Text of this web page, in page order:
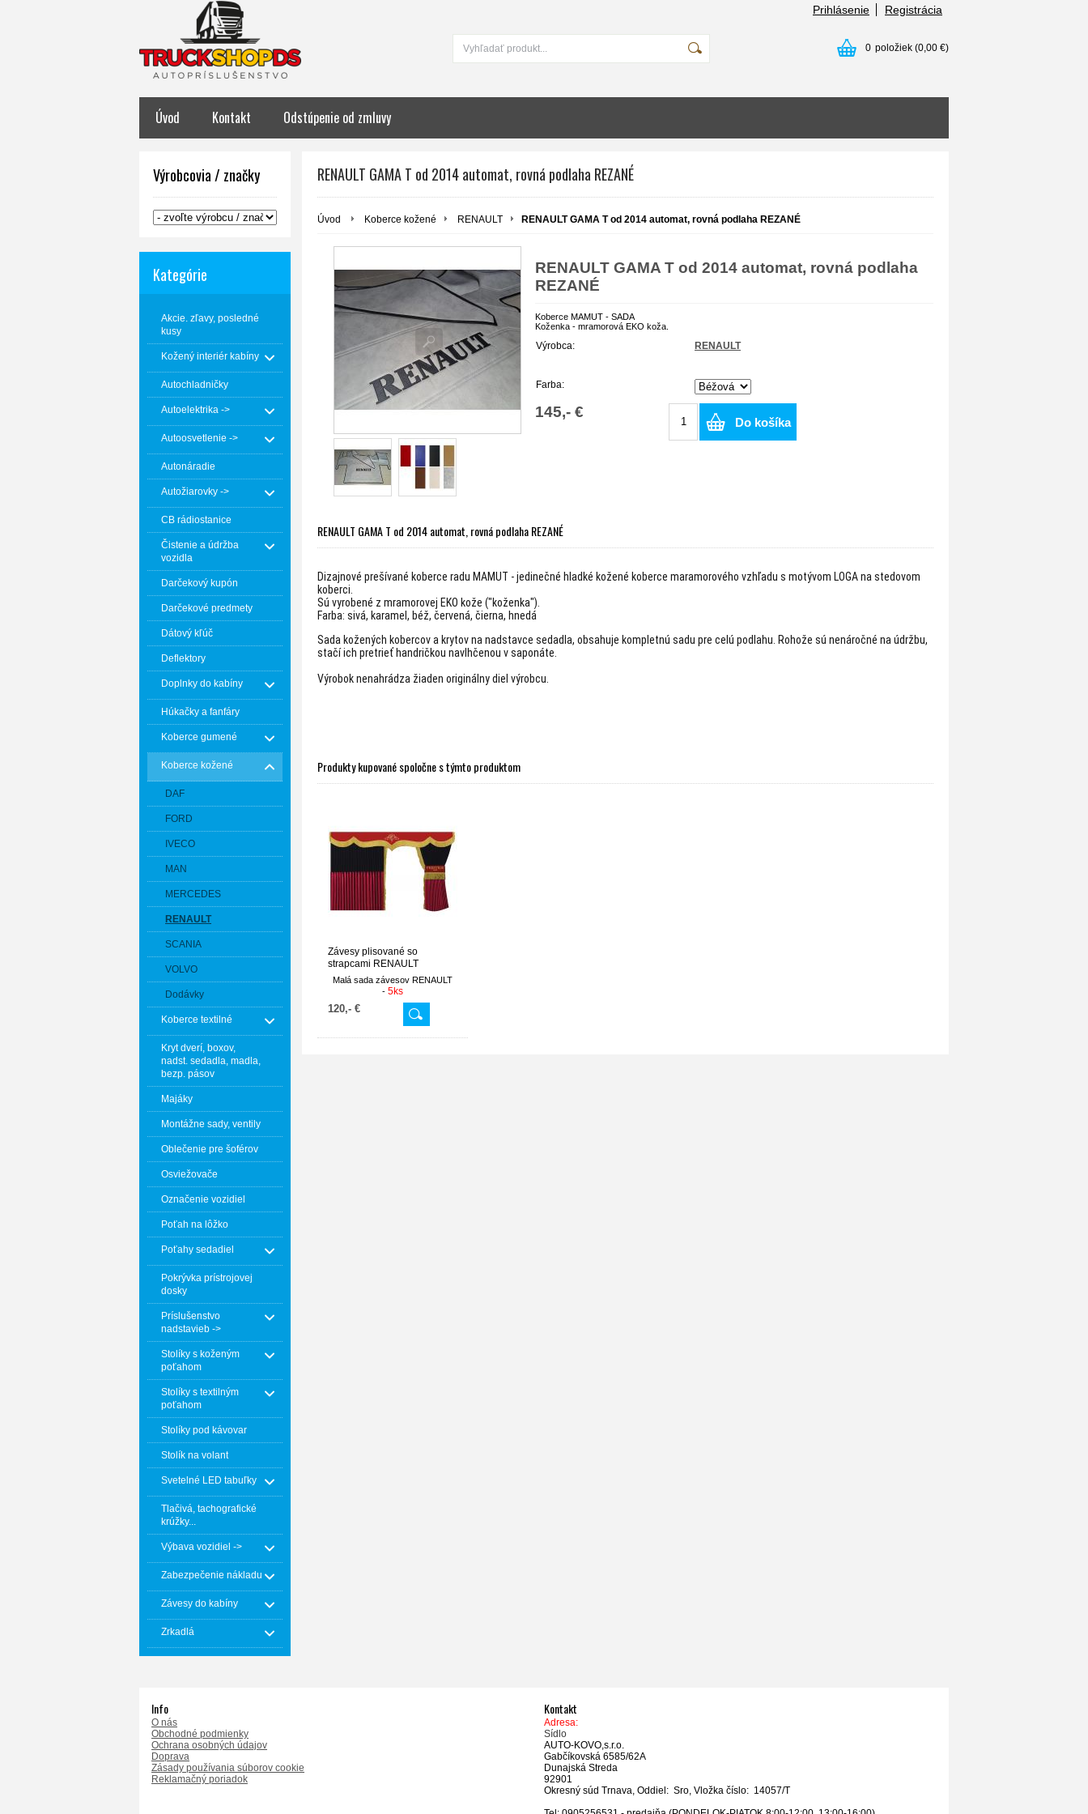
Prihlásenie Registrácia
0 položiek (0,00 €)
Úvod Kontakt Odstúpenie od zmluvy
Výrobcovia / značky
Kategórie
Akcie. zľavy, posledné
kusy
Kožený interiér kabíny
Autochladničky
Autoelektrika ->
Autoosvetlenie ->
Autonáradie
Autožiarovky ->
CB rádiostanice
Čistenie a údržba
vozidla
Darčekový kupón
Darčekové predmety
Dátový kľúč
Deflektory
Doplnky do kabíny
Húkačky a fanfáry
Koberce gumené
Koberce kožené
DAF
FORD
IVECO
MAN
MERCEDES
RENAULT
SCANIA
VOLVO
Dodávky
Koberce textilné
Kryt dverí, boxov,
nadst. sedadla, madla,
bezp. pásov
Majáky
Montážne sady, ventily
Oblečenie pre šoférov
Osviežovače
Označenie vozidiel
Poťah na lôžko
Poťahy sedadiel
Pokrývka prístrojovej
dosky
Príslušenstvo
nadstavieb ->
Stolíky s koženým
poťahom
Stolíky s textilným
poťahom
Stolíky pod kávovar
Stolík na volant
Svetelné LED tabuľky
Tlačivá, tachografické
krúžky...
Výbava vozidiel ->
Zabezpečenie nákladu
Závesy do kabíny
Zrkadlá
RENAULT GAMA T od 2014 automat, rovná podlaha REZANÉ
Úvod Koberce kožené RENAULT RENAULT GAMA T od 2014 automat, rovná podlaha REZANÉ
RENAULT GAMA T od 2014 automat, rovná podlaha
REZANÉ
Koberce MAMUT - SADA
Koženka - mramorová EKO koža.
Výrobca: RENAULT
Farba:
145,- €
Do košíka
RENAULT GAMA T od 2014 automat, rovná podlaha REZANÉ
Dizajnové prešívané koberce radu MAMUT - jedinečné hladké kožené koberce maramorového vzhľadu s motývom LOGA na stedovom
koberci.
Sú vyrobené z mramorovej EKO kože ("koženka").
Farba: sivá, karamel, béž, červená, čierna, hnedá
Sada kožených kobercov a krytov na nadstavce sedadla, obsahuje kompletnú sadu pre celú podlahu. Rohože sú nenáročné na údržbu,
stačí ich pretrieť handričkou navlhčenou v saponáte.
Výrobok nenahrádza žiaden originálny diel výrobcu.
Produkty kupované spoločne s týmto produktom
Závesy plisované so
strapcami RENAULT
Malá sada závesov RENAULT
- 5ks
120,- €
Info
O nás
Obchodné podmienky
Ochrana osobných údajov
Doprava
Zásady používania súborov cookie
Reklamačný poriadok
Kontakt
Adresa:
Sídlo
AUTO-KOVO,s.r.o.
Gabčíkovská 6585/62A
Dunajská Streda
92901
Okresný súd Trnava, Oddiel: Sro, Vložka číslo: 14057/T